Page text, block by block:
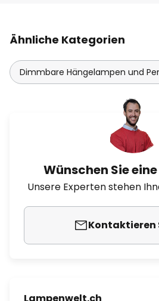
Ähnliche Kategorien
Dimmbare Hängelampen und
Wünschen Sie
Unsere Experten stehen
Kontaktieren